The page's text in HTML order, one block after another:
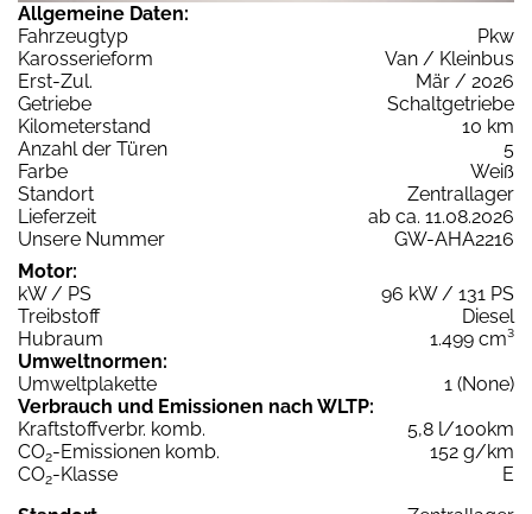
Allgemeine Daten:
Fahrzeugtyp
Pkw
Karosserieform
Van / Kleinbus
Erst-Zul.
Mär / 2026
Getriebe
Schaltgetriebe
Kilometerstand
10 km
Anzahl der Türen
5
Farbe
Weiß
Standort
Zentrallager
Lieferzeit
ab ca. 11.08.2026
Unsere Nummer
GW-AHA2216
Motor:
kW / PS
96 kW / 131 PS
Treibstoff
Diesel
Hubraum
1.499 cm³
Umweltnormen:
Umweltplakette
1 (None)
Verbrauch und Emissionen nach WLTP:
Kraftstoffverbr. komb.
5,8 l/100km
CO2-Emissionen komb.
152 g/km
CO2-Klasse
E